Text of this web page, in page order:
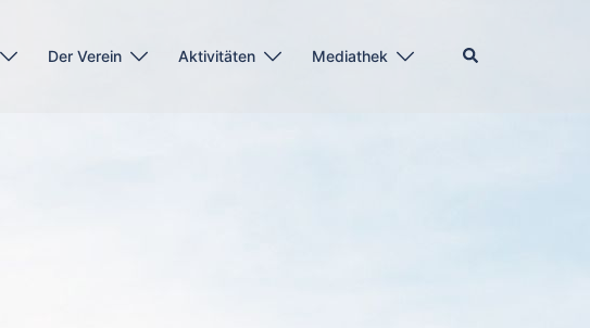
Der Verein Aktivitäten Mediathek Suche